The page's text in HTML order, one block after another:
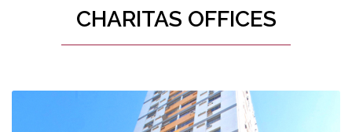
CHARITAS OFFICES